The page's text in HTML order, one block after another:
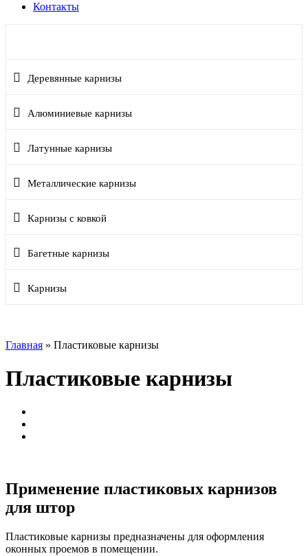
Контакты
Деревянные карнизы
Алюминиевые карнизы
Латунные карнизы
Металлические карнизы
Карнизы с ковкой
Багетные карнизы
Карнизы
Главная » Пластиковые карнизы
Пластиковые карнизы
Применение пластиковых карнизов
для штор
Пластиковые карнизы предназначены для оформления
оконных проемов в помещении.